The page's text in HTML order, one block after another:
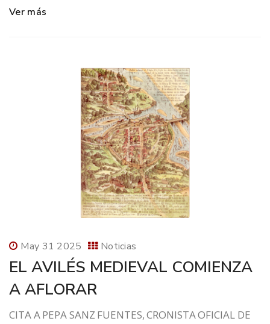
Ver más
May 31 2025 Noticias
EL AVILÉS MEDIEVAL COMIENZA
A AFLORAR
CITA A PEPA SANZ FUENTES, CRONISTA OFICIAL DE